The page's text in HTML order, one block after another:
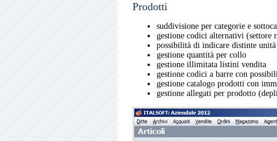
Prodotti
suddivisione per categorie e
gestione codici alternativi (settore
possibilità di indicare distinte
gestione quantità per collo
gestione illimitata listini vendita
gestione codici a barre con
gestione catalogo prodotti con
gestione allegati per prodotto